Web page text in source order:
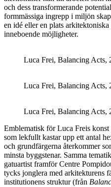
och dess transformerande
formmässiga ingrepp i miljön
en idé eller en plats
inneboende möjligheter.
Luca Frei, Balancing Acts,
Luca Frei, Balancing Acts,
Luca Frei, Balancing Acts,
Emblematisk för Luca Freis
som lekfullt kastar upp ett antal
och grundfärgerna återkommer
minsta byggstenar. Samma
gatuartist framför Centre
tycks jonglera med arkitekturens
institutionens struktur (från